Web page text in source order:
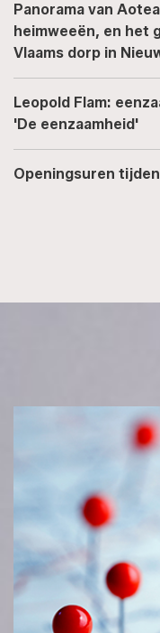
Panorama van
heimweeën, en het
Vlaams dorp in
Leopold Flam:
'De eenzaamheid'
Openingsuren